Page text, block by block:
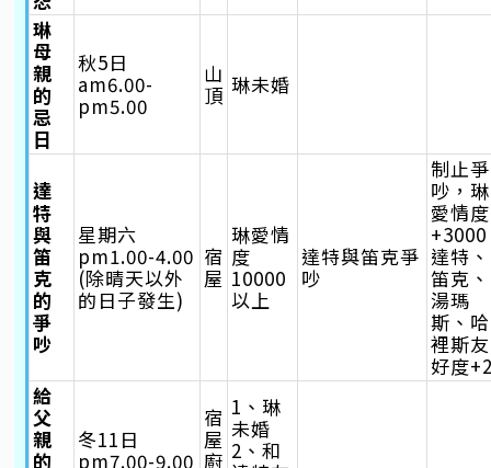
琳
母
親
的
忌
日
秋5日
am6.00-
pm5.00
山
頂 琳未婚
達
特
與
笛
克
的
爭
吵
星期六
pm1.00-4.00
(除晴天以外
的日子發生)
宿
屋
琳愛情
度
10000
以上
達特與笛克爭
吵
制止爭
吵，琳
愛情度
達特、
笛克、
湯瑪
斯、哈
裡斯友
好度
給
父
親
的
冬11日
pm7.00-9.00
宿
屋
廚
1、琳
未婚
2、和